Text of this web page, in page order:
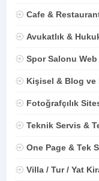
Cafe &
Avukatlık &
Spor Salonu
Kişisel & Blog ve
Fotoğrafçılık
Teknik Servis &
One Page & Tek
Villa / Tur / Yat